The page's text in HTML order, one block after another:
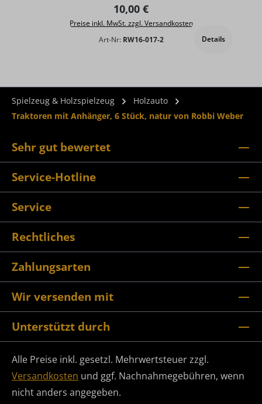
Regulärer Preis:
10,00 €
Preise inkl. MwSt. zzgl. Versandkosten
Art-Nr: RW16-017-2 Details
Spielzeug & Holzspielzeug
Holzauto
Traktoren mit Anhänger, 6 Stück, natur von Robbi Weber
Sehr gut bewertet
Service-Hotline
Service
Rechtliches
Zahlungsarten
Wir versenden mit
Unterstützt durch
Alle Preise inkl. gesetzl. Mehrwertsteuer zzgl.
Versandkosten und ggf. Nachnahmegebühren, wenn
nicht anders angegeben.